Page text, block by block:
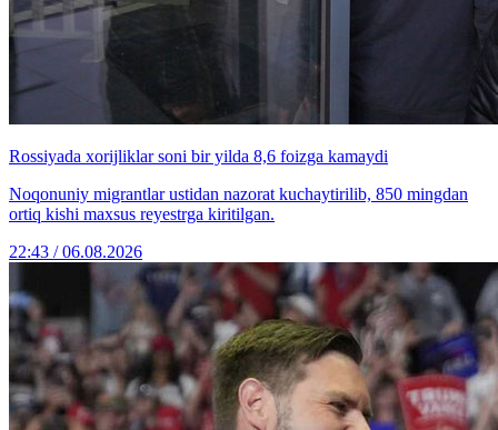
Rossiyada xorijliklar soni bir yilda 8,6 foizga kamaydi
Noqonuniy migrantlar ustidan nazorat kuchaytirilib, 850 mingdan
ortiq kishi maxsus reyestrga kiritilgan.
22:43 / 06.08.2026